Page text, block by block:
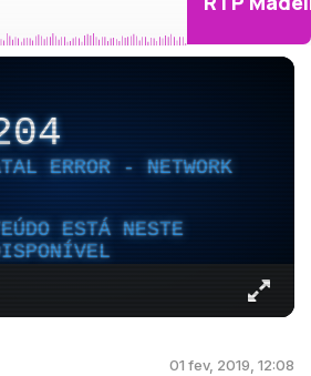
ERROR - NETWORK
ESTÁ NESTE
01 fev, 2019, 12:08